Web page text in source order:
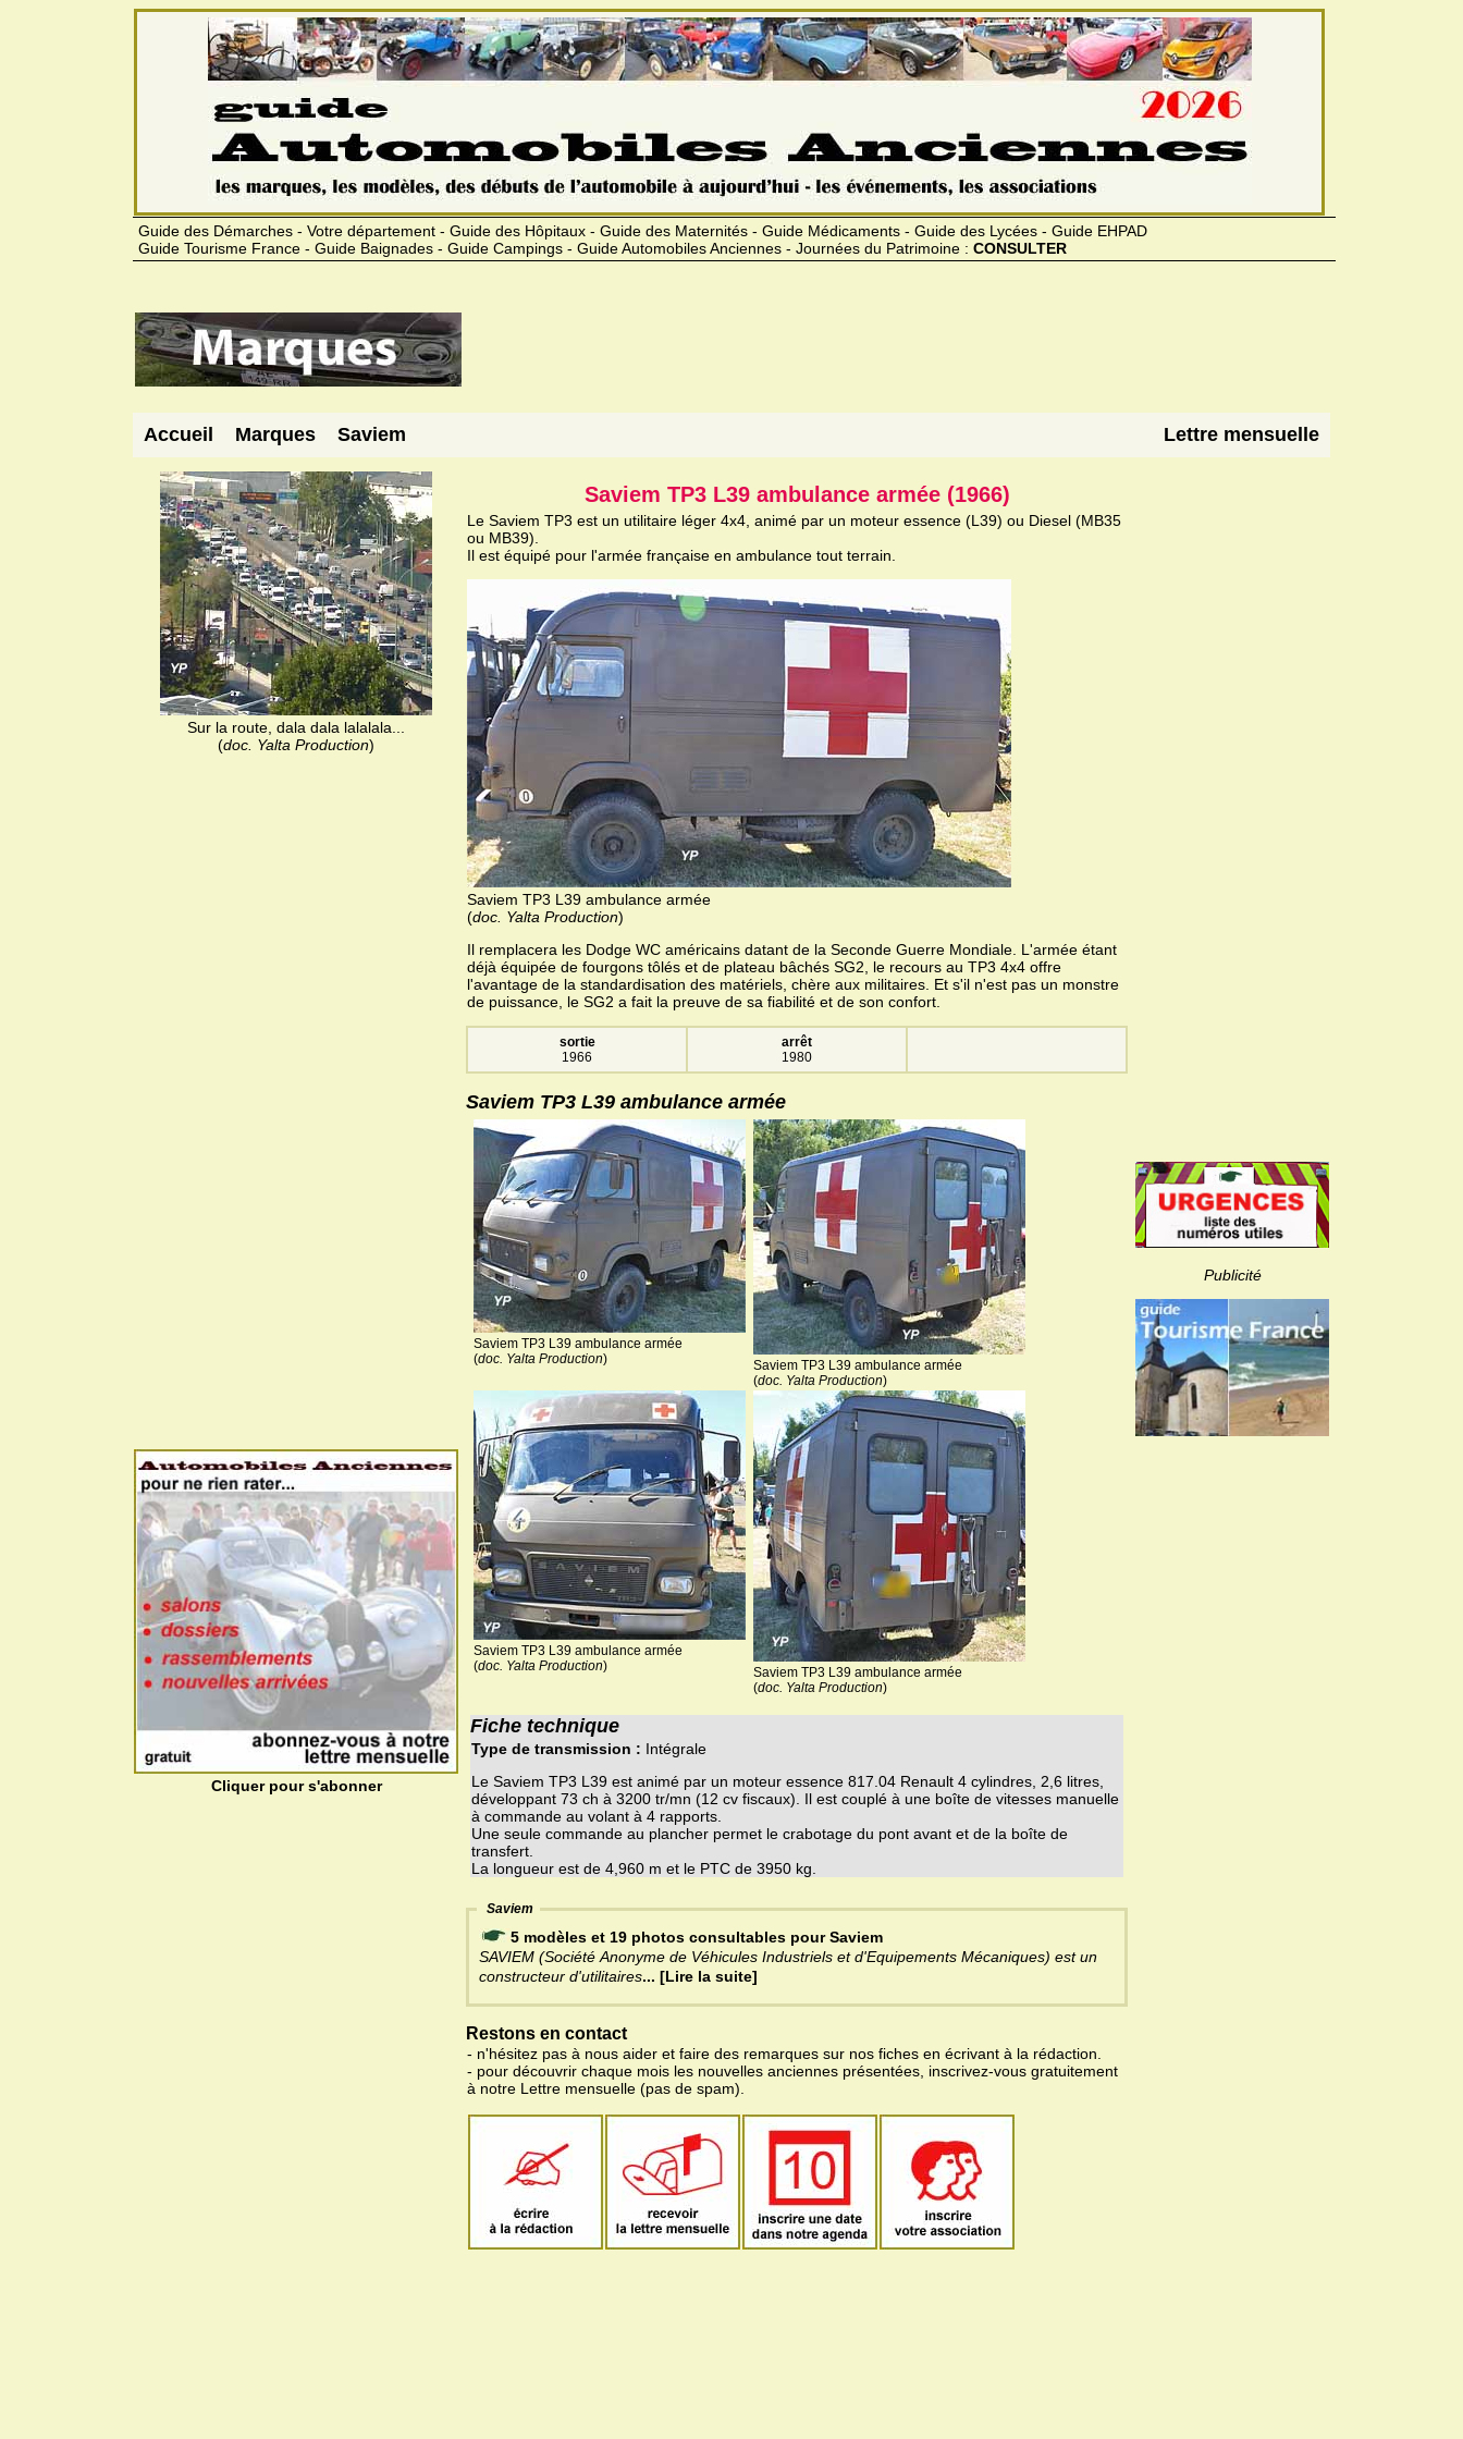
Guide des Démarches - Votre département - Guide des Hôpitaux - Guide des Maternités - Guide Médicaments - Guide des Lycées - Guide EHPAD
Guide Tourisme France - Guide Baignades - Guide Campings - Guide Automobiles Anciennes - Journées du Patrimoine : CONSULTER
Accueil Marques Saviem Lettre mensuelle
Sur la route, dala dala lalalala...
(doc. Yalta Production)
Cliquer pour s'abonner
Publicité
Saviem TP3 L39 ambulance armée (1966)
Le Saviem TP3 est un utilitaire léger 4x4, animé par un moteur essence (L39) ou Diesel (MB35
ou MB39).
Il est équipé pour l'armée française en ambulance tout terrain.
Saviem TP3 L39 ambulance armée
(doc. Yalta Production)
Il remplacera les Dodge WC américains datant de la Seconde Guerre Mondiale. L'armée étant
déjà équipée de fourgons tôlés et de plateau bâchés SG2, le recours au TP3 4x4 offre
l'avantage de la standardisation des matériels, chère aux militaires. Et s'il n'est pas un monstre
de puissance, le SG2 a fait la preuve de sa fiabilité et de son confort.
sortie
1966
arrêt
1980
Saviem TP3 L39 ambulance armée
Saviem TP3 L39 ambulance armée
(doc. Yalta Production)
Saviem TP3 L39 ambulance armée
(doc. Yalta Production)
Saviem TP3 L39 ambulance armée
(doc. Yalta Production)
Saviem TP3 L39 ambulance armée
(doc. Yalta Production)
Fiche technique
Type de transmission : Intégrale
Le Saviem TP3 L39 est animé par un moteur essence 817.04 Renault 4 cylindres, 2,6 litres,
développant 73 ch à 3200 tr/mn (12 cv fiscaux). Il est couplé à une boîte de vitesses manuelle
à commande au volant à 4 rapports.
Une seule commande au plancher permet le crabotage du pont avant et de la boîte de
transfert.
La longueur est de 4,960 m et le PTC de 3950 kg.
Saviem
5 modèles et 19 photos consultables pour Saviem
SAVIEM (Société Anonyme de Véhicules Industriels et d'Equipements Mécaniques) est un
constructeur d'utilitaires... [Lire la suite]
Restons en contact
- n'hésitez pas à nous aider et faire des remarques sur nos fiches en écrivant à la rédaction.
- pour découvrir chaque mois les nouvelles anciennes présentées, inscrivez-vous gratuitement
à notre Lettre mensuelle (pas de spam).